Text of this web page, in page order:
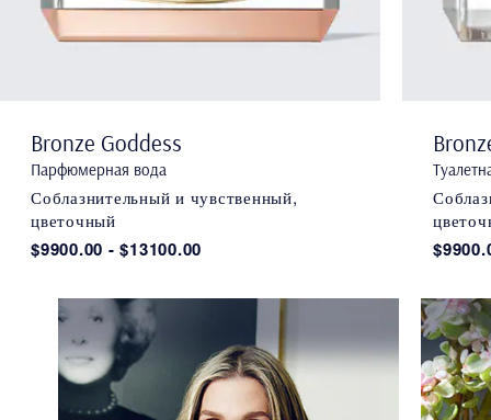
Bronze Goddess
Парфюмерная вода
Соблазнительный и чувственный,
цветочный
$9900.00 - $13100.00